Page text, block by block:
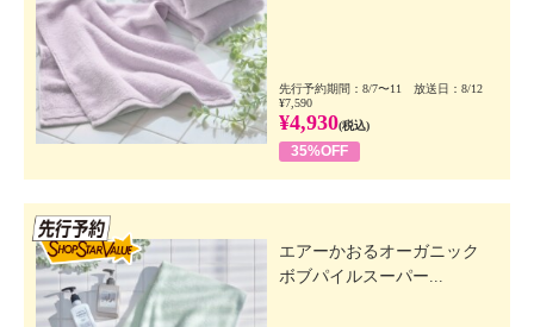
先行予約期間：8/7〜11 放送日：8/12
¥7,590
¥4,930(税込)
35%OFF
エアーかおるオーガニック
ボブパイルスーパー...